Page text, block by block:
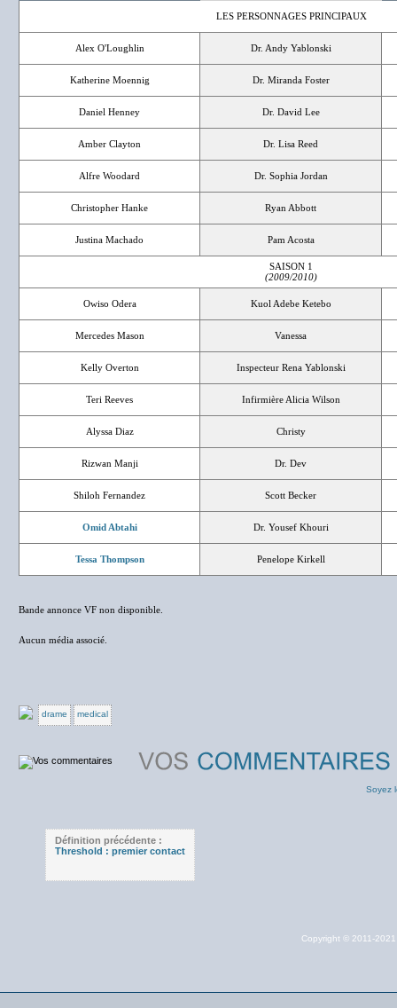
LES PERSONNAGES PRINCIPAUX
Alex O'Loughlin Dr. Andy Yablonski
Katherine Moennig Dr. Miranda Foster
Daniel Henney Dr. David Lee
Amber Clayton Dr. Lisa Reed
Alfre Woodard Dr. Sophia Jordan
Christopher Hanke Ryan Abbott
Justina Machado Pam Acosta
SAISON 1
(2009/2010)
Owiso Odera Kuol Adebe Ketebo
Mercedes Mason Vanessa
Kelly Overton Inspecteur Rena Yablonski
Teri Reeves Infirmière Alicia Wilson
Alyssa Diaz Christy
Rizwan Manji Dr. Dev
Shiloh Fernandez Scott Becker
Omid Abtahi Dr. Yousef Khouri
Tessa Thompson Penelope Kirkell
Bande annonce VF non disponible.
Aucun média associé.
drame medical
Soyez
Définition précédente :
Threshold : premier contact
Copyright © 2011-